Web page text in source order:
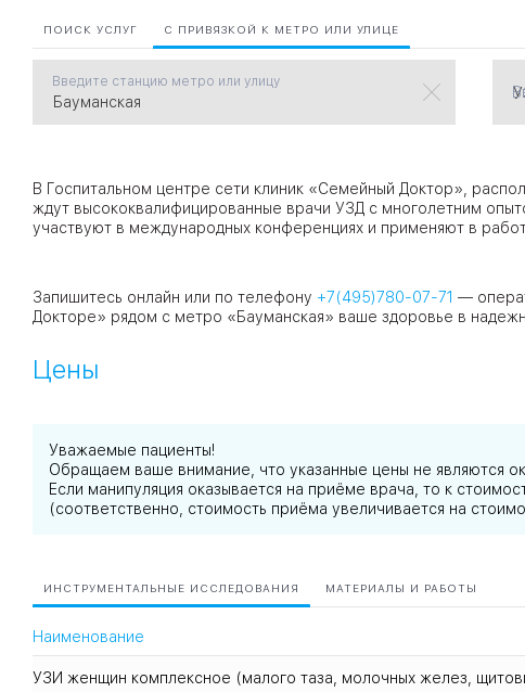
ЮЗАО
СЗАО
06
1 2
Павелецкая
Теплый Стан Пражская
Академическая
Академика
ПОИСК УСЛУГ С ПРИВЯЗКОЙ К МЕТРО ИЛИ УЛИЦЕ
Введите станцию метро или улицу
В Госпитальном центре сети клиник «Семейный Доктор»,
ждут высококвалифицированные врачи УЗД с многолетним
участвуют в международных конференциях и применяют в
Запишитесь онлайн или по телефону +7(495)780-07-71 —
Докторе» рядом с метро «Бауманская» ваше здоровье в
Цены
Уважаемые пациенты!
Обращаем ваше внимание, что указанные цены не являются
Если манипуляция оказывается на приёме врача, то к
(соответственно, стоимость приёма увеличивается на
ИНСТРУМЕНТАЛЬНЫЕ ИССЛЕДОВАНИЯ МАТЕРИАЛЫ И РАБОТЫ
Наименование
УЗИ женщин комплексное (малого таза, молочных желез,